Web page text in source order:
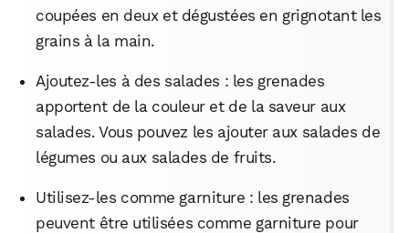
coupées en deux et dégustées en grignotant les
grains à la main.
Ajoutez-les à des salades : les grenades
apportent de la couleur et de la saveur aux
salades. Vous pouvez les ajouter aux salades de
légumes ou aux salades de fruits.
Utilisez-les comme garniture : les grenades
peuvent être utilisées comme garniture pour